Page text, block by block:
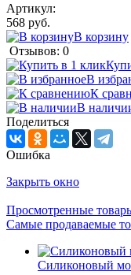
Артикул:
568 руб.
В корзину
Отзывов: 0
В
К
В
Поделиться
Ошибка
Закрыть окно
Просмотренные
Самые продаваемые
Силиконовый